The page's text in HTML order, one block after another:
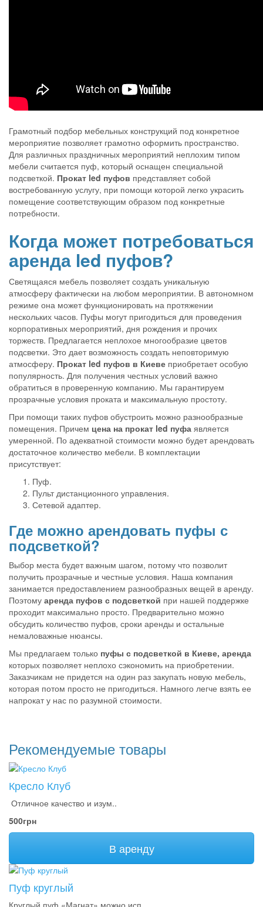
Грамотный подбор мебельных конструкций под конкретное
мероприятие позволяет грамотно оформить пространство.
Для различных праздничных мероприятий неплохим типом
мебели считается пуф, который оснащен специальной
подсветкой. Прокат led пуфов представляет собой
востребованную услугу, при помощи которой легко украсить
помещение соответствующим образом под конкретные
потребности.
Когда может потребоваться
аренда led пуфов?
Светящаяся мебель позволяет создать уникальную
атмосферу фактически на любом мероприятии. В автономном
режиме она может функционировать на протяжении
нескольких часов. Пуфы могут пригодиться для проведения
корпоративных мероприятий, дня рождения и прочих
торжеств. Предлагается неплохое многообразие цветов
подсветки. Это дает возможность создать неповторимую
атмосферу. Прокат led пуфов в Киеве приобретает особую
популярность. Для получения честных условий важно
обратиться в проверенную компанию. Мы гарантируем
прозрачные условия проката и максимальную простоту.
При помощи таких пуфов обустроить можно разнообразные
помещения. Причем цена на прокат led пуфа является
умеренной. По адекватной стоимости можно будет арендовать
достаточное количество мебели. В комплектации
присутствует:
Пуф.
Пульт дистанционного управления.
Сетевой адаптер.
Где можно арендовать пуфы с
подсветкой?
Выбор места будет важным шагом, потому что позволит
получить прозрачные и честные условия. Наша компания
занимается предоставлением разнообразных вещей в аренду.
Поэтому аренда пуфов с подсветкой при нашей поддержке
проходит максимально просто. Предварительно можно
обсудить количество пуфов, сроки аренды и остальные
немаловажные нюансы.
Мы предлагаем только пуфы с подсветкой в Киеве, аренда
которых позволяет неплохо сэкономить на приобретении.
Заказчикам не придется на один раз закупать новую мебель,
которая потом просто не пригодиться. Намного легче взять ее
напрокат у нас по разумной стоимости.
Рекомендуемые товары
Кресло Клуб
Отличное качество и изум..
500грн
В аренду
Пуф круглый
Круглый пуф «Магнат» можно исп..